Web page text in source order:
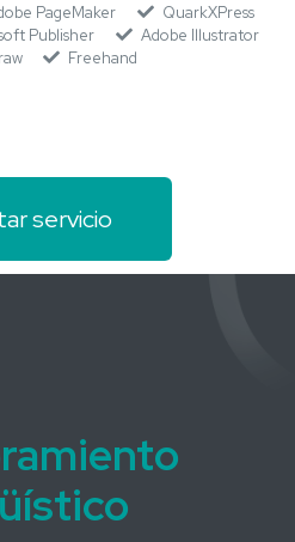
PageMaker
QuarkXPress
Publisher
Adobe Illustrator
Freehand
servicio